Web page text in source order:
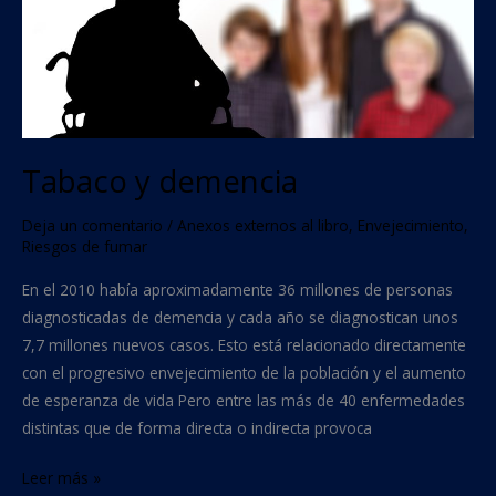
Tabaco y demencia
Deja un comentario / Anexos externos al libro, Envejecimiento,
Riesgos de fumar
En el 2010 había aproximadamente 36 millones de personas
diagnosticadas de demencia y cada año se diagnostican unos
7,7 millones nuevos casos. Esto está relacionado directamente
con el progresivo envejecimiento de la población y el aumento
de esperanza de vida Pero entre las más de 40 enfermedades
distintas que de forma directa o indirecta provoca
Leer más »